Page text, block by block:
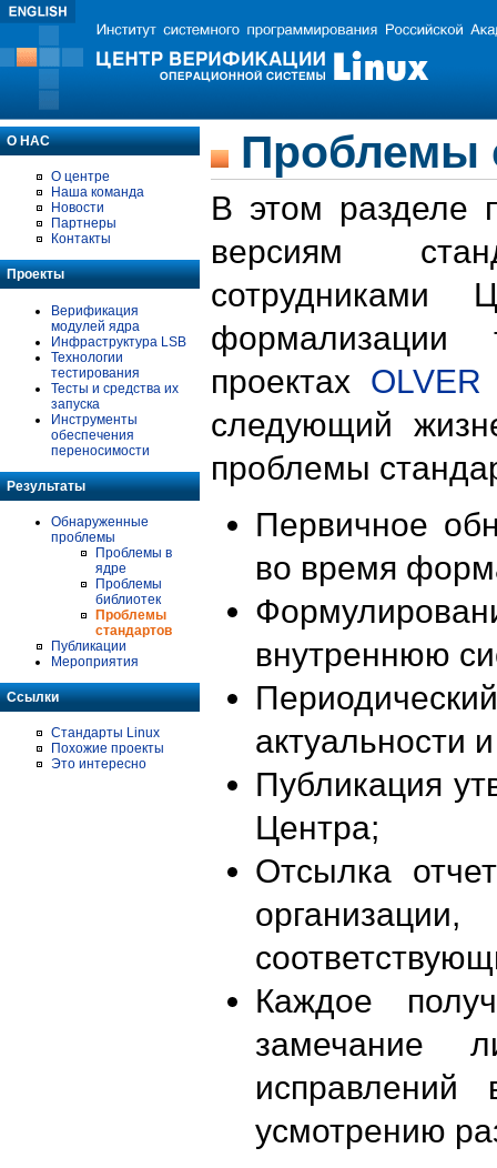
О НАС
О центре
Наша команда
Новости
Партнеры
Контакты
Проекты
Верификация
модулей ядра
Инфраструктура LSB
Технологии
тестирования
Тесты и средства их
запуска
Инструменты
обеспечения
переносимости
Результаты
Обнаруженные
проблемы
Проблемы в
ядре
Проблемы
библиотек
Проблемы
стандартов
Публикации
Мероприятия
Ссылки
Стандарты Linux
Похожие проекты
Это интересно
Проблемы
В этом разделе
версиям
формализации
проектах OLVER
следующий
проблемы
Первичное
во время
внутреннюю
актуальности
Публикация
Центра;
Отсылка
Каждое
замечание
исправлений
усмотрению